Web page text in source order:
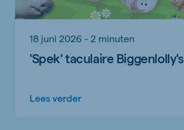
18 juni 2026 - 2 minuten
'Spek' taculaire Biggenlolly's
Lees verder